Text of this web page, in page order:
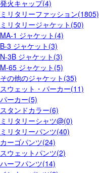
発火キャップ(4)
ミリタリーファッション(1805)
ミリタリージャケット(50)
MA-1 ジャケット(4)
B-3 ジャケット(3)
N-3B ジャケット(3)
M-65 ジャケット(5)
その他のジャケット(35)
スウェット・パーカー(11)
パーカー(5)
スタンドカラー(6)
ミリタリーシャツ@(0)
ミリタリーパンツ(40)
カーゴパンツ(24)
スウェットパンツ(2)
ハーフパンツ(14)